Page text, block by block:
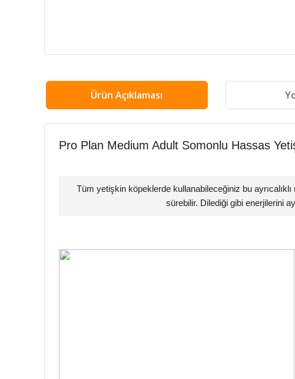
Ürün Açıklaması
Pro Plan Medium Adult Somonlu Hassas
Tüm yetişkin köpeklerde kullanabileceğiniz bu
sürebilir. Dilediği gibi enerjilerini